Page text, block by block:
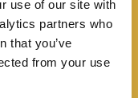
use of our site with
partners who
that you’ve
from your use